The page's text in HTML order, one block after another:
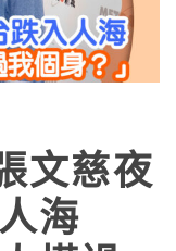
文慈夜
海